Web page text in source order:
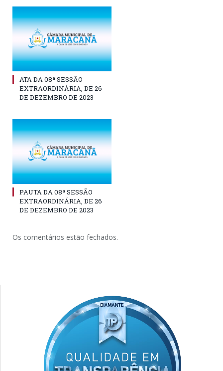
ATA DA 08ª SESSÃO
EXTRAORDINÁRIA, DE 26
DE DEZEMBRO DE 2023
PAUTA DA 08ª SESSÃO
EXTRAORDINÁRIA, DE 26
DE DEZEMBRO DE 2023
Os comentários estão fechados.